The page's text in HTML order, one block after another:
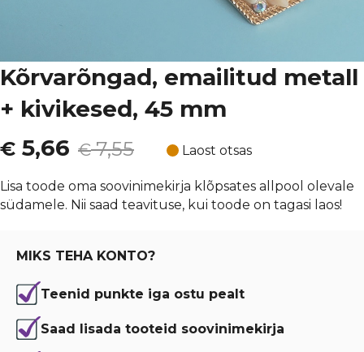
Kõrvarõngad, emailitud metall
+ kivikesed, 45 mm
€7,55
Algne
hind
oli:
€ 7,55.
€ 5,66
Current
price
is:
€ 5,66.
Laost otsas
Lisa toode oma soovinimekirja klõpsates allpool olevale
südamele. Nii saad teavituse, kui toode on tagasi laos!
MIKS TEHA KONTO?
Teenid punkte iga ostu pealt
Saad lisada tooteid soovinimekirja